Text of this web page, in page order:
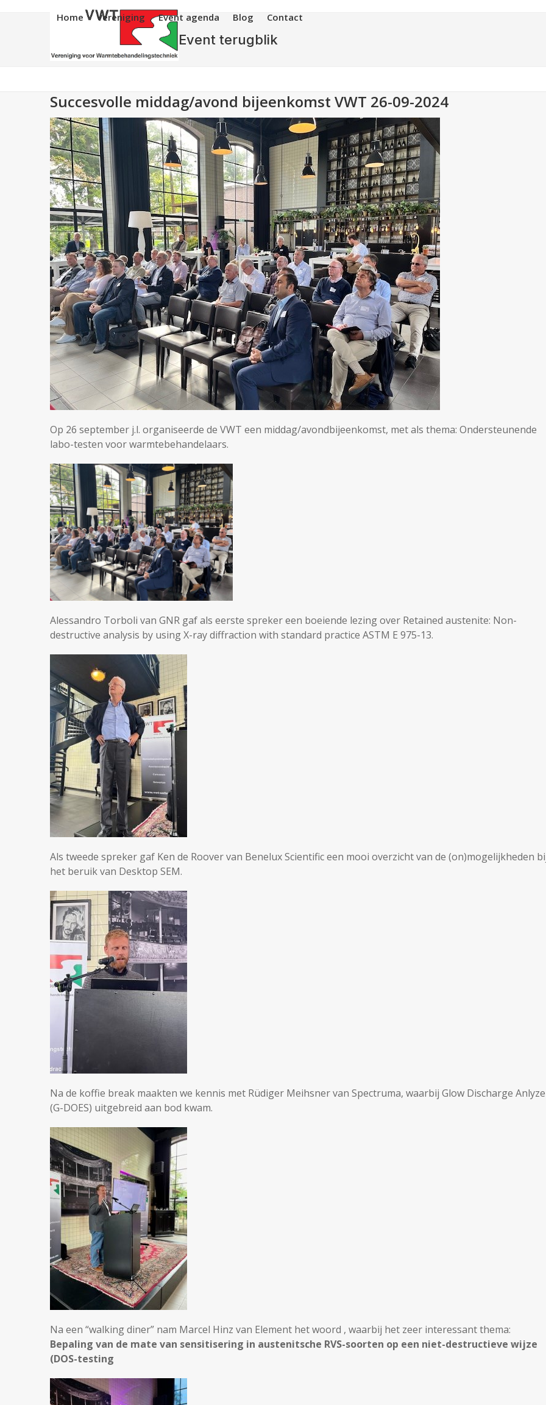
Home Vereniging Event agenda Blog Contact
Event terugblik
Succesvolle middag/avond bijeenkomst VWT 26-09-2024
Op 26 september j.l. organiseerde de VWT een middag/avondbijeenkomst, met als thema: Ondersteunende
labo-testen voor warmtebehandelaars.
Alessandro Torboli van GNR gaf als eerste spreker een boeiende lezing over Retained austenite: Non-
destructive analysis by using X-ray diffraction with standard practice ASTM E 975-13.
Als tweede spreker gaf Ken de Roover van Benelux Scientific een mooi overzicht van de (on)mogelijkheden
het beruik van Desktop SEM.
Na de koffie break maakten we kennis met Rüdiger Meihsner van Spectruma, waarbij Glow Discharge
(G-DOES) uitgebreid aan bod kwam.
Na een “walking diner” nam Marcel Hinz van Element het woord , waarbij het zeer interessant thema:
Bepaling van de mate van sensitisering in austenitsche RVS-soorten op een niet-destructieve wijze
(DOS-testing